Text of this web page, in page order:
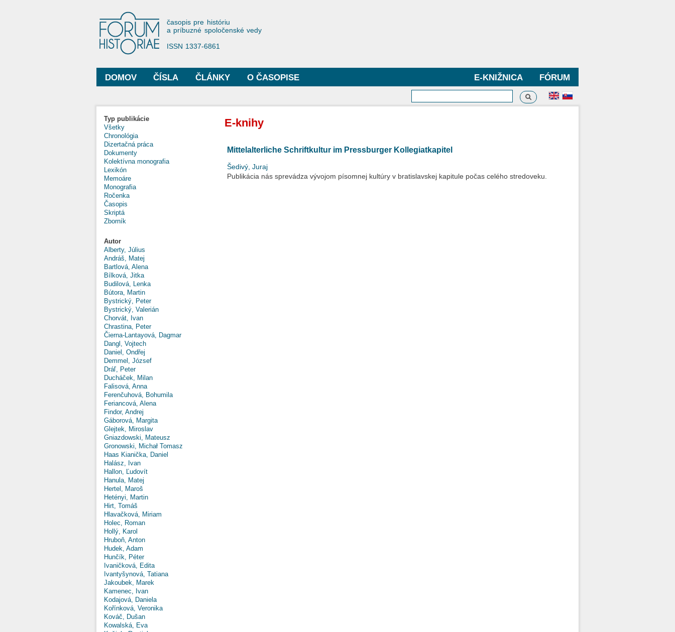
Forum Historiae
časopis pre históriu
a príbuzné spoločenské vedy
ISSN 1337-6861
Hlavné menu
DOMOV ČÍSLA ČLÁNKY FÓRUM
E-KNIŽNICA
O ČASOPISE
Vyhľadávanie
Vyhľadávanie
Typ publikácie
Všetky
Chronológia
Dizertačná práca
Dokumenty
Kolektívna monografia
Lexikón
Memoáre
Monografia
Ročenka
Časopis
Skriptá
Zborník
Autor
Alberty, Július
Andráš, Matej
Bartlová, Alena
Bílková, Jitka
Budilová, Lenka
Bútora, Martin
Bystrický, Peter
Bystrický, Valerián
Chorvát, Ivan
Chrastina, Peter
Čierna-Lantayová, Dagmar
Dangl, Vojtech
Daniel, Ondřej
Demmel, József
Dráľ, Peter
Ducháček, Milan
Falisová, Anna
Ferenčuhová, Bohumila
Feriancová, Alena
Findor, Andrej
Gáborová, Margita
Glejtek, Miroslav
Gniazdowski, Mateusz
Gronowski, Michał Tomasz
Haas Kianička, Daniel
Halász, Ivan
Hallon, Ľudovít
Hanula, Matej
Hertel, Maroš
Hetényi, Martin
Hirt, Tomáš
Hlavačková, Miriam
Holec, Roman
Hollý, Karol
Hruboň, Anton
Hudek, Adam
Hunčík, Péter
Ivaničková, Edita
Ivantyšynová, Tatiana
Jakoubek, Marek
Kamenec, Ivan
Kodajová, Daniela
Kořínková, Veronika
Kováč, Dušan
Kowalská, Eva
E-knihy
Mittelalterliche Schriftkultur im Pressburger Kollegiatkapitel
Šedivý, Juraj
Publikácia nás sprevádza vývojom písomnej kultúry v bratislavskej kapitule počas celého stredoveku.